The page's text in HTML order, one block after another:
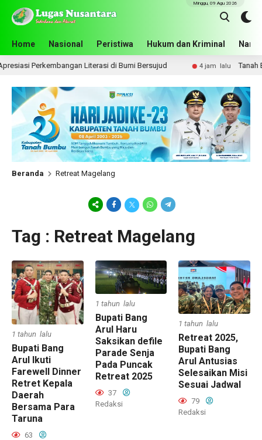
Home Nasional Peristiwa Hukum dan Kriminal
Minggu, 09 Agu 2026
Perkembangan Literasi di Bumi Bersujud 4 jam lalu Tanah
Beranda Retreat Magelang
Tag : Retreat Magelang
1 tahun lalu
Bupati Bang
Arul Ikuti
Farewell Dinner
Retret Kepala
Daerah
Bersama Para
Taruna
63
1 tahun lalu
Bupati Bang
Arul Haru
Saksikan defile
Parade Senja
Pada Puncak
Retreat 2025
37
Redaksi
1 tahun lalu
Retreat 2025,
Bupati Bang
Arul Antusias
Selesaikan Misi
Sesuai Jadwal
79
Redaksi